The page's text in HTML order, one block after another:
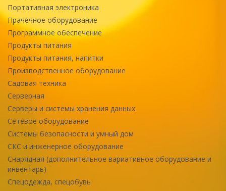
Портативная электроника
Прачечное оборудование
Программное обеспечение
Продукты питания
Продукты питания, напитки
Производственное оборудование
Садовая техника
Серверная
Серверы и системы хранения данных
Сетевое оборудование
Системы безопасности и умный дом
СКС и инженерное оборудование
Снарядная (дополнительное вариативное оборудование и
инвентарь)
Спецодежда, спецобувь